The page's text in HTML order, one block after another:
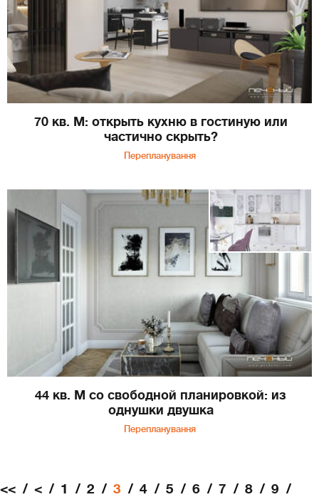
70 кв. М: открыть кухню в гостиную или
частично скрыть?
Перепланування
44 кв. М со свободной планировкой: из
однушки двушка
Перепланування
<< < 1 2 3 4 5 6 7 8
9